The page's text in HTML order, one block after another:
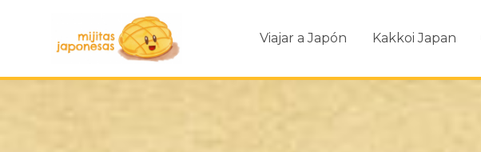
Viajar a Japón Kakkoi Japan